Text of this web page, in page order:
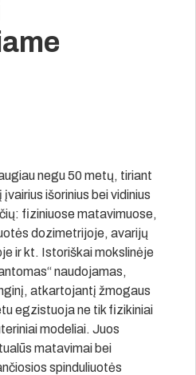
negu 50 metų, tiriant
išorinius bei vidinius
fiziniuose matavimuose,
dozimetrijoje, avarijų
ir kt. Istoriškai mokslinėje
naudojamas,
atkartojantį žmogaus
egzistuoja ne tik fizikiniai
modeliai. Juos
matavimai bei
spinduliuotės